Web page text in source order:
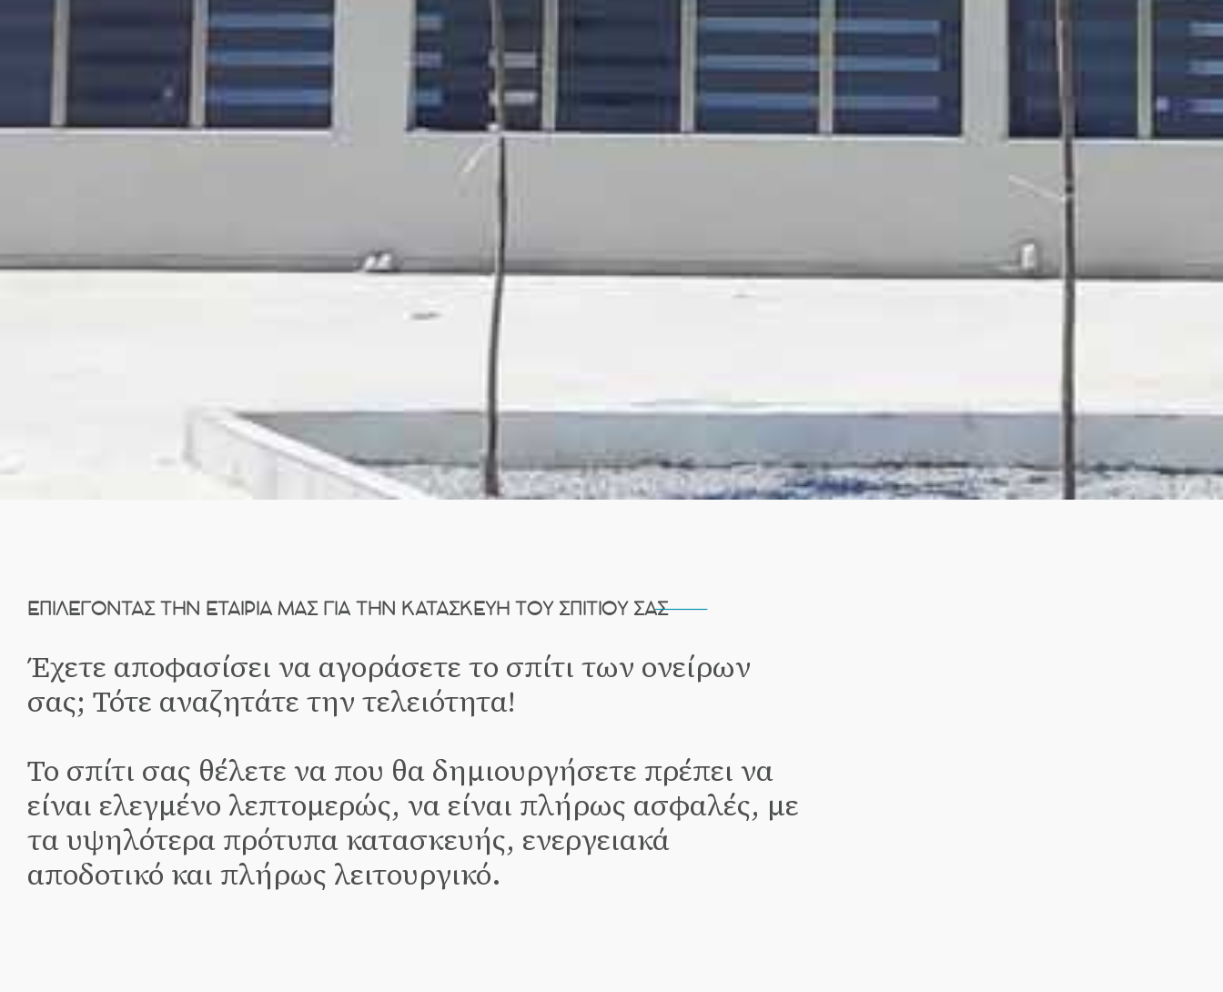
ΕΠΙΛΈΓΟΝΤΑΣ ΤΗΝ ΕΤΑΙΡΊΑ ΜΑΣ ΓΙΑ ΤΗΝ ΚΑΤΑΣΚΕΥΉ ΤΟΥ ΣΠΙΤΙΟΎ ΣΑΣ
Έχετε αποφασίσει να αγοράσετε το σπίτι των ονείρων
σας; Τότε αναζητάτε την τελειότητα!
Το σπίτι σας θέλετε να που θα δημιουργήσετε πρέπει να
είναι ελεγμένο λεπτομερώς, να είναι πλήρως ασφαλές, με
τα υψηλότερα πρότυπα κατασκευής, ενεργειακά
αποδοτικό και πλήρως λειτουργικό.